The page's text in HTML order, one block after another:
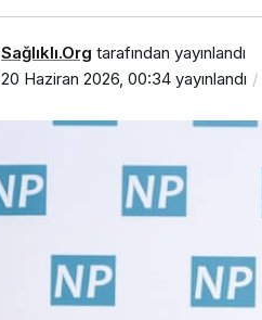
Sağlıklı.Org tarafından yayınlandı
20 Haziran 2026, 00:34 yayınlandı